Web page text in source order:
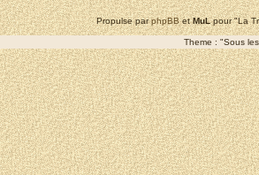
Propulse parphpBBetMuLpour "La
Theme : "Sous